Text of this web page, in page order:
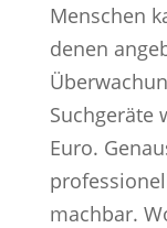
Menschen
denen
Suchgeräte
Euro.
machbar.